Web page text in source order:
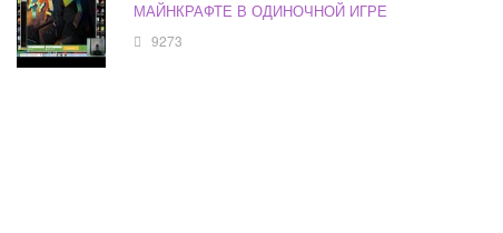
МАЙНКРАФТЕ В ОДИНОЧНОЙ ИГРЕ
9273